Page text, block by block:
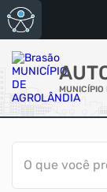
ACESSO
O que você